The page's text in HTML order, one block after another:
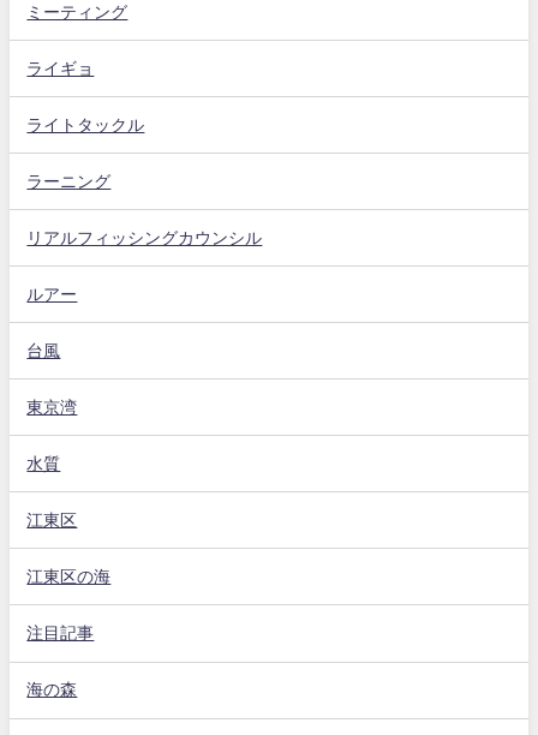
ミーティング
ライギョ
ライトタックル
ラーニング
リアルフィッシングカウンシル
ルアー
台風
東京湾
水質
江東区
江東区の海
注目記事
海の森